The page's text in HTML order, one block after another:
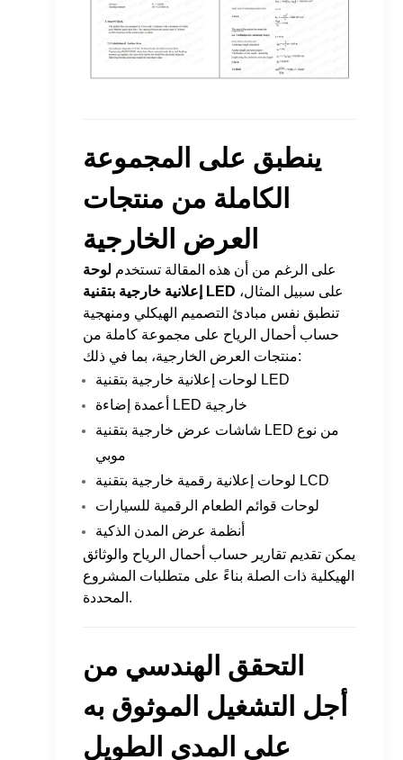
ينطبق على المجموعة
الكاملة من منتجات
العرض الخارجية
على الرغم من أن هذه المقالة تستخدم لوحة
إعلانية خارجية بتقنية LED
تنطبق نفس مبادئ التصميم الهيكلي ومنهجية
حساب أحمال الرياح على مجموعة كاملة من
منتجات العرض الخارجية، بما في ذلك:
لوحات إعلانية خارجية بتقنية LED
أعمدة إضاءة LED خارجية
شاشات عرض خارجية بتقنية LED من نوع
موبي
لوحات إعلانية رقمية خارجية بتقنية LCD
لوحات قوائم الطعام الرقمية للسيارات
أنظمة عرض المدن الذكية
يمكن تقديم تقارير حساب أحمال الرياح والوثائق
الهيكلية ذات الصلة بناءً على متطلبات المشروع
المحددة.
التحقق الهندسي من
أجل التشغيل الموثوق به
على المدى الطويل